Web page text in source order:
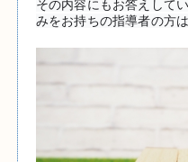
その内容にもお答えして
みをお持ちの指導者の方